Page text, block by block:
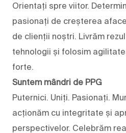
Orientați spre viitor.
pasionați de creșterea
de clienții noștri. Livrăm
tehnologii și folosim
forte.
Suntem mândri de PPG
Puternici. Uniți. Pasionați.
acționăm cu integritate și
perspectivelor. Celebrăm